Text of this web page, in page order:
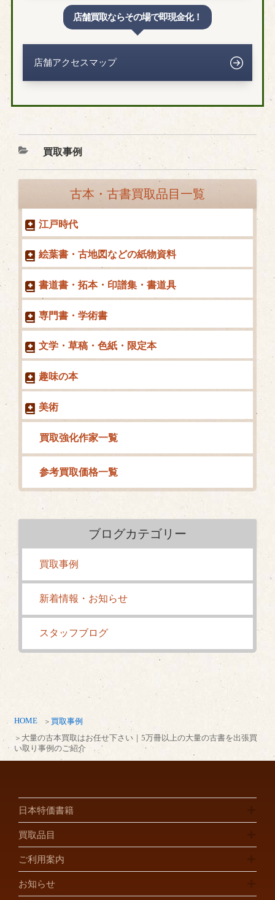
HOME
買取事例
大量の古本買取はお任せ下さい｜5万冊以上の大量の古書を出張買
い取り事例のご紹介
店舗買取ならその場で即現金化！
店舗アクセスマップ
カ
テ
買取事例
古本・古書買取品目一覧
江戸時代
絵葉書・古地図などの紙物資料
書道書・拓本・印譜集・書道具
専門書・学術書
文学・草稿・色紙・限定本
趣味の本
美術
買取強化作家一覧
参考買取価格一覧
ブログカテゴリー
買取事例
新着情報・お知らせ
スタッフブログ
日本特価書籍
買取品目
ご利用案内
お知らせ